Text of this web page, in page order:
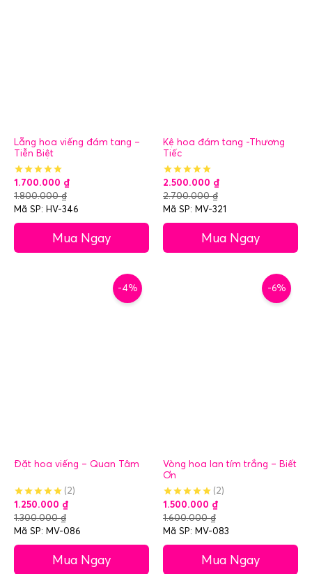
Lẵng hoa viếng đám tang –
Tiễn Biệt
1.700.000 ₫
1.800.000₫
Mã SP: HV-346
Mua Ngay
Kệ hoa đám tang -Thương
Tiếc
2.500.000 ₫
2.700.000₫
Mã SP: MV-321
Mua Ngay
-4%
Đặt hoa viếng – Quan Tâm
(2)
1.250.000 ₫
1.300.000₫
Mã SP: MV-086
Mua Ngay
-6%
Vòng hoa lan tím trắng – Biết
Ơn
(2)
1.500.000 ₫
1.600.000₫
Mã SP: MV-083
Mua Ngay